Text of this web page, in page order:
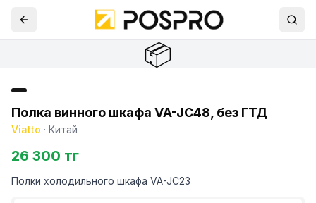
📦
Полка винного шкафа VA-JC48, без ГТД
Viatto · Китай
26 300 тг
Полки холодильного шкафа VA-JC23